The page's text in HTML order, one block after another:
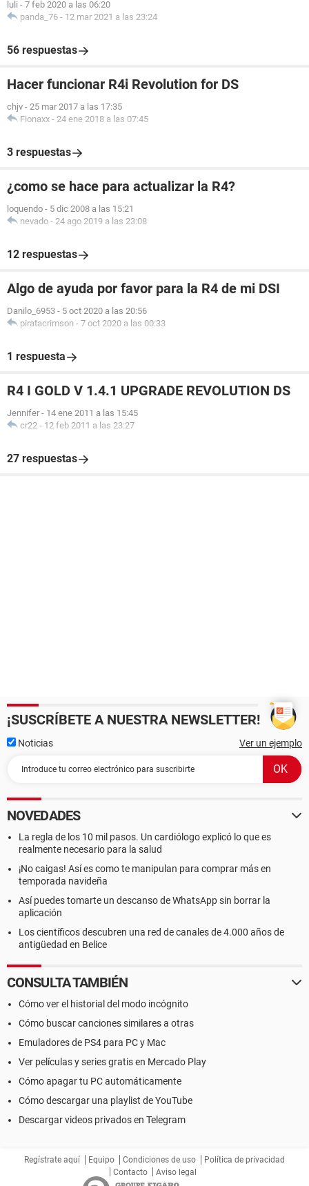
luli - 7 feb 2020 a las 06:20
panda_76 - 12 mar 2021 a las 23:24
56 respuestas
Hacer funcionar R4i Revolution for DS
chjv - 25 mar 2017 a las 17:35
Fionaxx - 24 ene 2018 a las 07:45
3 respuestas
¿como se hace para actualizar la R4?
loquendo - 5 dic 2008 a las 15:21
nevado - 24 ago 2019 a las 23:08
12 respuestas
Algo de ayuda por favor para la R4 de mi DSI
Danilo_6953 - 5 oct 2020 a las 20:56
piratacrimson - 7 oct 2020 a las 00:33
1 respuesta
R4 I GOLD V 1.4.1 UPGRADE REVOLUTION DS
Jennifer - 14 ene 2011 a las 15:45
cr22 - 12 feb 2011 a las 23:27
27 respuestas
¡SUSCRÍBETE A NUESTRA NEWSLETTER!
Noticias Ver un ejemplo
NOVEDADES
La regla de los 10 mil pasos. Un cardiólogo explicó lo que es
realmente necesario para la salud
¡No caigas! Así es como te manipulan para comprar más en
temporada navideña
Así puedes tomarte un descanso de WhatsApp sin borrar la
aplicación
Los científicos descubren una red de canales de 4.000 años de
antigüedad en Belice
CONSULTA TAMBIÉN
Cómo ver el historial del modo incógnito
Cómo buscar canciones similares a otras
Emuladores de PS4 para PC y Mac
Ver películas y series gratis en Mercado Play
Cómo apagar tu PC automáticamente
Cómo descargar una playlist de YouTube
Descargar videos privados en Telegram
Regístrate aquí Equipo Condiciones de uso
Política de privacidad
Contacto
Aviso legal